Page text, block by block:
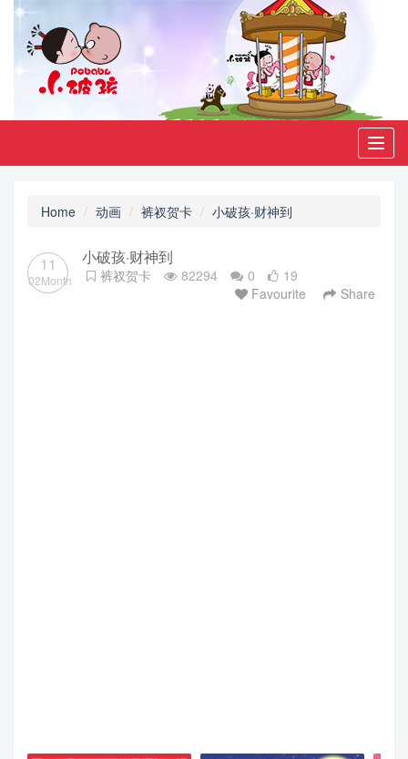
Home 动画 裤衩贺卡 小破孩·财神到
11
02Month
小破孩·财神到
裤衩贺卡 82294 0
19
Favourite
Share